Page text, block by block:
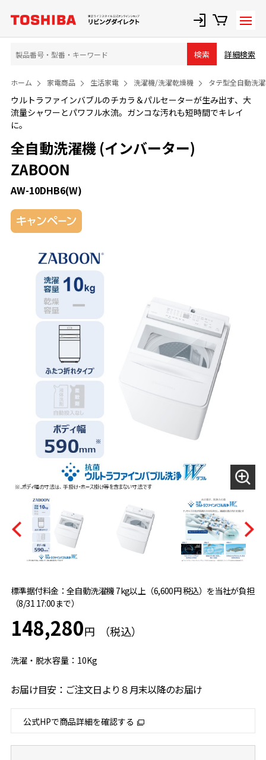
検索 詳細検索
ホーム 家電商品 生活家電 洗濯機/洗濯乾燥機 タテ型全自動洗
ウルトラファインバブルのチカラ＆パルセーターが生み出す、大
流量シャワーとパワフル水流。ガンコな汚れも短時間でキレイ
に。
全自動洗濯機 (インバーター)
ZABOON
148,280円
AW-10DHB6(W)
お届け目安：ご注文日より８月末以降のお届け
標準据付料金：全自動洗濯機 7kg以上（6,600円 税込）を当社が負担
（8/31 17:00まで）
洗濯・脱水容量：10Kg
公式HPで商品詳細を確認する